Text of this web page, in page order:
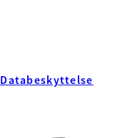
Databeskyttelse